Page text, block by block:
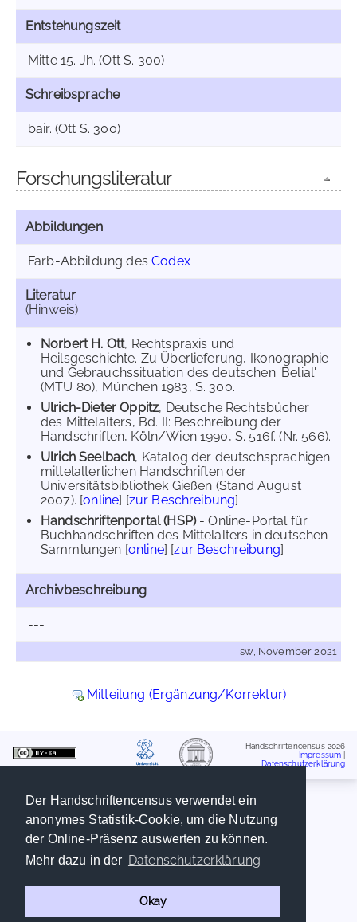
Der Handschriftencensus verwendet ein
anonymes Statistik-Cookie, um die Nutzung
der Online-Präsenz auswerten zu können.
Mehr dazu in der Datenschutzerklärung
Okay
Entstehungszeit
Mitte 15. Jh. (Ott S. 300)
Schreibsprache
bair. (Ott S. 300)
Forschungsliteratur
Abbildungen
Farb-Abbildung desCodex
Literatur
(Hinweis)
Norbert H. Ott, Rechtspraxis und
Heilsgeschichte. Zu Überlieferung, Ikonographie
und Gebrauchssituation des deutschen 'Belial'
(MTU 80), München 1983, S. 300.
Ulrich-Dieter Oppitz, Deutsche Rechtsbücher
des Mittelalters, Bd. II: Beschreibung der
Handschriften, Köln/Wien 1990, S. 516f. (Nr. 566).
Ulrich Seelbach, Katalog der deutschsprachigen
mittelalterlichen Handschriften der
Universitätsbibliothek Gießen (Stand August
2007). [online] [zur Beschreibung]
Handschriftenportal (HSP)- Online-Portal für
Buchhandschriften des Mittelalters in deutschen
Sammlungen [online] [zur Beschreibung]
Archivbeschreibung
---
sw, November 2021
Mitteilung (Ergänzung/Korrektur)
Handschriftencensus 2026
Impressum
Datenschutzerklärung